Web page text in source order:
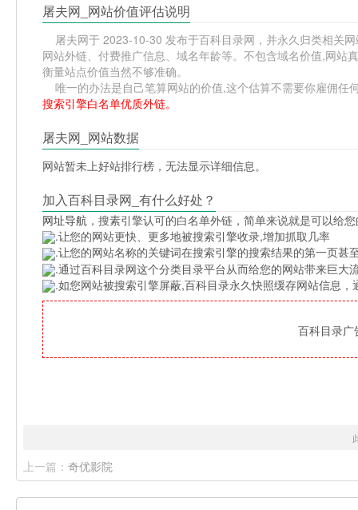
屠夫网_网站价值评估说明
屠夫网于 2023-10-30 发布于百科目录网，并永久归类相关
网站外链、付费推广信息、域名年龄等。不包含域名价值,网
衡量站点价值当然不够准确。
唯一的办法是自己笔算网站的价值,这个估算不需要你雇佣任
搜索引擎白名单优质外链。
屠夫网_网站数据
网站暂未上好站排行榜，无法显示详细信息。
加入百科目录网_有什么好处？
网址导航 ，搜素引擎认可的白名单外链，简单来说就是可以给
.让您的网站更快、更多地被搜索引擎收录,增加抓取几率
.让您的网站名称的关键词在搜索引擎的搜索结果的第一页甚
.通过百科目录网这个分类目录平台从而给您的网站带来巨大
.如您网站被搜索引擎屏蔽,百科目录永久快照缓存网站信息
百科目录
上一篇： 奇优影院